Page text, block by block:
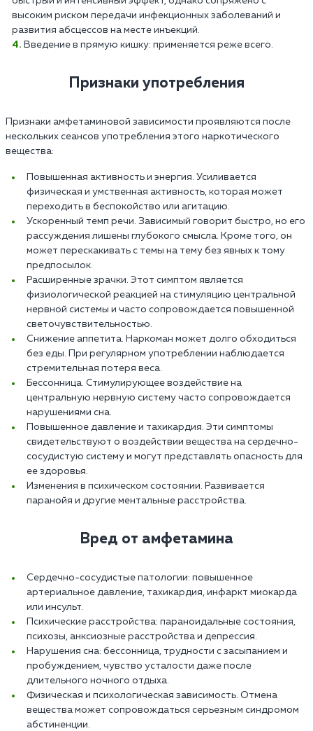
высоким риском передачи инфекционных заболеваний и
развития абсцессов на месте инъекций.
Введение в прямую кишку: применяется реже всего.
Признаки употребления
Признаки амфетаминовой зависимости проявляются после
нескольких сеансов употребления этого наркотического
вещества:
Повышенная активность и энергия. Усиливается
физическая и умственная активность, которая может
переходить в беспокойство или агитацию.
Ускоренный темп речи. Зависимый говорит быстро, но его
рассуждения лишены глубокого смысла. Кроме того, он
может перескакивать с темы на тему без явных к тому
предпосылок.
Расширенные зрачки. Этот симптом является
физиологической реакцией на стимуляцию центральной
нервной системы и часто сопровождается повышенной
светочувствительностью.
Снижение аппетита. Наркоман может долго обходиться
без еды. При регулярном употреблении наблюдается
стремительная потеря веса.
Бессонница. Стимулирующее воздействие на
центральную нервную систему часто сопровождается
нарушениями сна.
Повышенное давление и тахикардия. Эти симптомы
свидетельствуют о воздействии вещества на сердечно-
сосудистую систему и могут представлять опасность для
ее здоровья.
Изменения в психическом состоянии. Развивается
паранойя и другие ментальные расстройства.
Вред от амфетамина
Сердечно-сосудистые патологии: повышенное
артериальное давление, тахикардия, инфаркт миокарда
или инсульт.
Психические расстройства: параноидальные состояния,
психозы, анксиозные расстройства и депрессия.
Нарушения сна: бессонница, трудности с засыпанием и
пробуждением, чувство усталости даже после
длительного ночного отдыха.
Физическая и психологическая зависимость. Отмена
вещества может сопровождаться серьезным синдромом
абстиненции.